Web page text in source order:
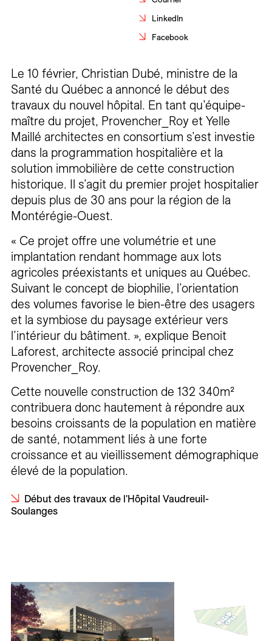
En
LinkedIn
Facebook
Le 10 février, Christian Dubé, ministre de la
Santé du Québec a annoncé le début des
travaux du nouvel hôpital. En tant qu’équipe-
maître du projet, Provencher_Roy et Yelle
Maillé architectes en consortium s’est investie
dans la programmation hospitalière et la
solution immobilière de cette construction
historique. Il s’agit du premier projet hospitalier
depuis plus de 30 ans pour la région de la
Montérégie-Ouest.
« Ce projet offre une volumétrie et une
implantation rendant hommage aux lots
agricoles préexistants et uniques au Québec.
Suivant le concept de biophilie, l’orientation
des volumes favorise le bien-être des usagers
et la symbiose du paysage extérieur vers
l’intérieur du bâtiment. », explique Benoit
Laforest, architecte associé principal chez
Provencher_Roy.
Cette nouvelle construction de 132 340m²
contribuera donc hautement à répondre aux
besoins croissants de la population en matière
de santé, notamment liés à une forte
croissance et au vieillissement démographique
élevé de la population.
Début des travaux de l'Hôpital Vaudreuil-
Soulanges